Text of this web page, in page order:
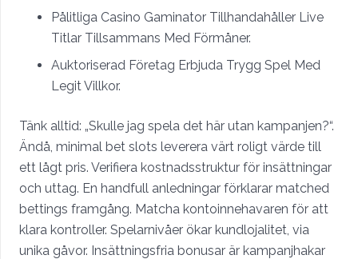
Pålitliga Casino Gaminator Tillhandahåller Live
Titlar Tillsammans Med Förmåner.
Auktoriserad Företag Erbjuda Trygg Spel Med
Legit Villkor.
Tänk alltid: „Skulle jag spela det här utan kampanjen?“.
Ändå, minimal bet slots leverera värt roligt värde till
ett lågt pris. Verifiera kostnadsstruktur för insättningar
och uttag. En handfull anledningar förklarar matched
bettings framgång. Matcha kontoinnehavaren för att
klara kontroller. Spelarnivåer ökar kundlojalitet, via
unika gåvor. Insättningsfria bonusar är kampanjhakar